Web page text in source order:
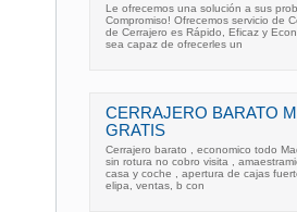
Le ofrecemos una solución a sus
Compromiso! Ofrecemos servicio de
de Cerrajero es Rápido, Eficaz y
sea capaz de ofrecerles un
CERRAJERO BARATO
GRATIS
Cerrajero barato , economico todo
sin rotura no cobro visita ,
casa y coche , apertura de cajas
elipa, ventas, b con